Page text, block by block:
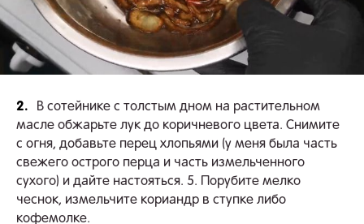
2.
В сотейнике с толстым дном на растительном
масле обжарьте лук до коричневого цвета. Снимите
с огня, добавьте перец хлопьями (у меня была часть
свежего острого перца и часть измельченного
сухого) и дайте настояться. 5. Порубите мелко
чеснок, измельчите кориандр в ступке либо
кофемолке.